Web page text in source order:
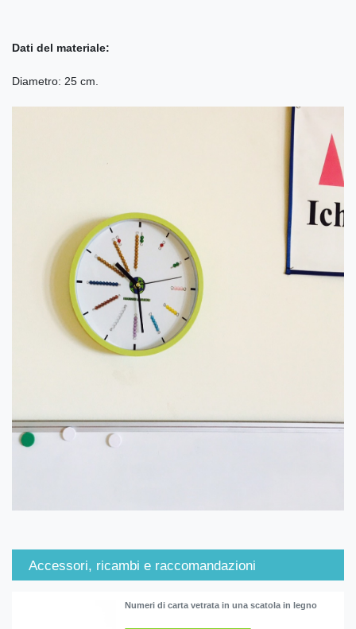
Dati del materiale:
Diametro: 25 cm.
Accessori, ricambi e raccomandazioni
Numeri di carta vetrata in una scatola in legno